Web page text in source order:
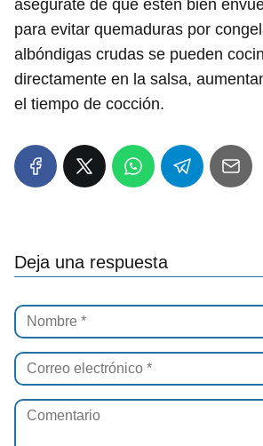
asegúrate de que estén bien
para evitar quemaduras por
albóndigas crudas se pueden
directamente en la salsa,
el tiempo de cocción.
Deja una respuesta